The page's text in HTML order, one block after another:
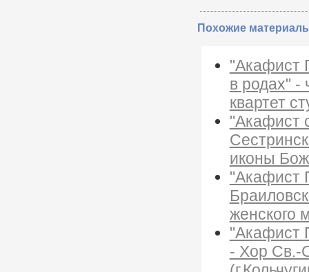
Похожие
"Акафист
в родах" -
квартет
"Акафист
иконы
"Акафист
женского
"Акафист
- Хор Св.-